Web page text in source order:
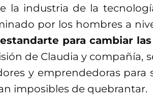
la industria de la
por los hombres a
para cambiar
de Claudia y compañía,
y emprendedoras para
imposibles de quebrantar.